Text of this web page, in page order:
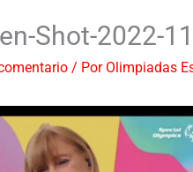
Shot-2022-
/ Por Olimpiadas